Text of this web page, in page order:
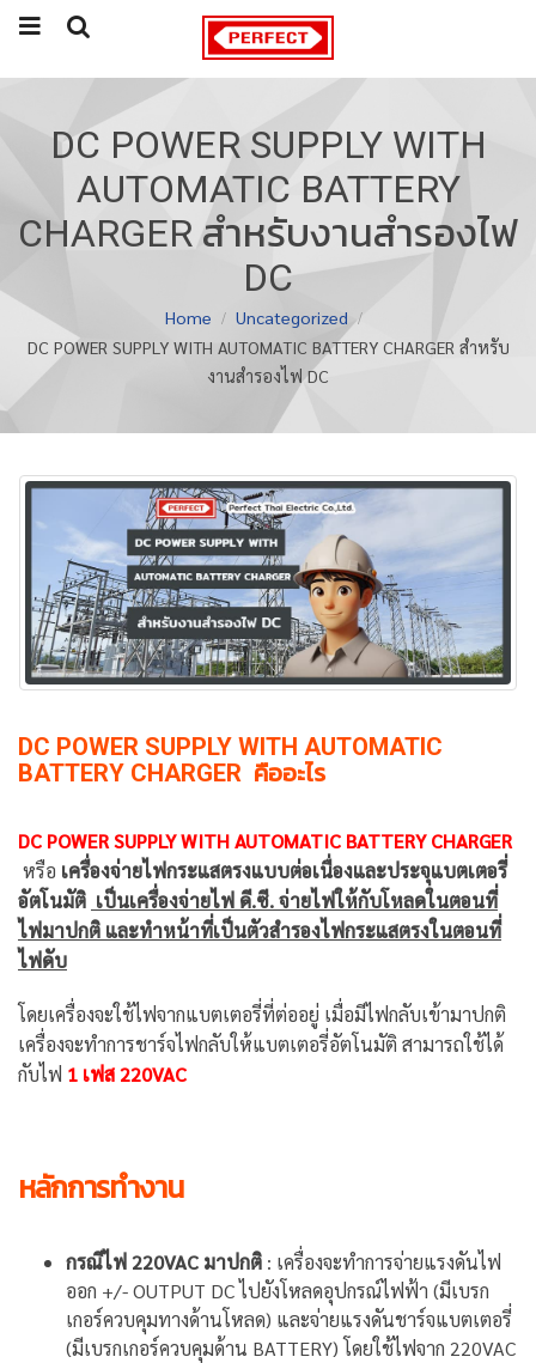
DC POWER SUPPLY WITH
AUTOMATIC BATTERY
CHARGER สำหรับงานสำรองไฟ
DC
Home
Uncategorized
DC POWER SUPPLY WITH AUTOMATIC BATTERY CHARGER สำหรับ
งานสำรองไฟ DC
DC POWER SUPPLY WITH AUTOMATIC
BATTERY CHARGER คืออะไร
DC POWER SUPPLY WITH AUTOMATIC BATTERY CHARGER
หรือ เครื่องจ่ายไฟกระแสตรงแบบต่อเนื่องและประจุแบตเตอรี่
อัตโนมัติ เป็นเครื่องจ่ายไฟ ดี.ซี. จ่ายไฟให้กับโหลดในตอนที่
ไฟมาปกติ และทำหน้าที่เป็นตัวสำรองไฟกระแสตรงในตอนที่
ไฟดับ
โดยเครื่องจะใช้ไฟจากแบตเตอรี่ที่ต่ออยู่ เมื่อมีไฟกลับเข้ามาปกติ
เครื่องจะทำการชาร์จไฟกลับให้แบตเตอรี่อัตโนมัติ สามารถใช้ได้
กับไฟ 1 เฟส 220VAC
หลักการทำงาน
กรณีไฟ 220VAC มาปกติ : เครื่องจะทำการจ่ายแรงดันไฟ
ออก +/- OUTPUT DC ไปยังโหลดอุปกรณ์ไฟฟ้า (มีเบรก
เกอร์ควบคุมทางด้านโหลด) และจ่ายแรงดันชาร์จแบตเตอรี่
(มีเบรกเกอร์ควบคุมด้าน BATTERY) โดยใช้ไฟจาก 220VAC